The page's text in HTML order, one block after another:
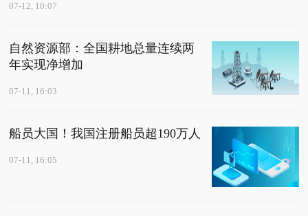
07-12, 10:07
自然资源部：全国耕地总量连续两
年实现净增加
07-11, 16:03
船员大国！我国注册船员超190万人
07-11, 16:05